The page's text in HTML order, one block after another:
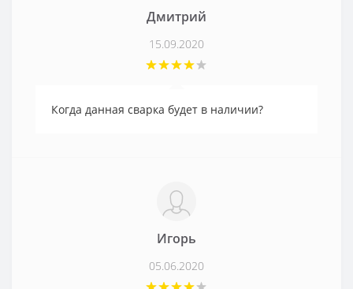
Дмитрий
15.09.2020
Когда данная сварка будет в наличии?
Игорь
05.06.2020